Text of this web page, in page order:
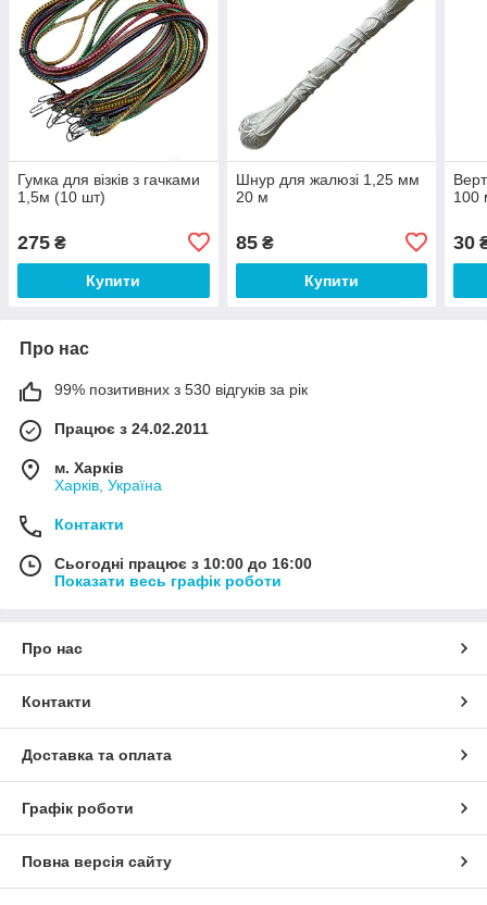
Гумка для візків з гачками
1,5м (10 шт)
275 ₴
Купити
Шнур для жалюзі 1,25 мм
20 м
85₴
Купити
100
30
Про нас
99% позитивних з 530 відгуків за рік
Працює з 24.02.2011
м. Харків
Харків, Україна
Контакти
Сьогодні працює з 10:00 до 16:00
Показати весь графік роботи
Про нас
Контакти
Доставка та оплата
Графік роботи
Повна версія сайту